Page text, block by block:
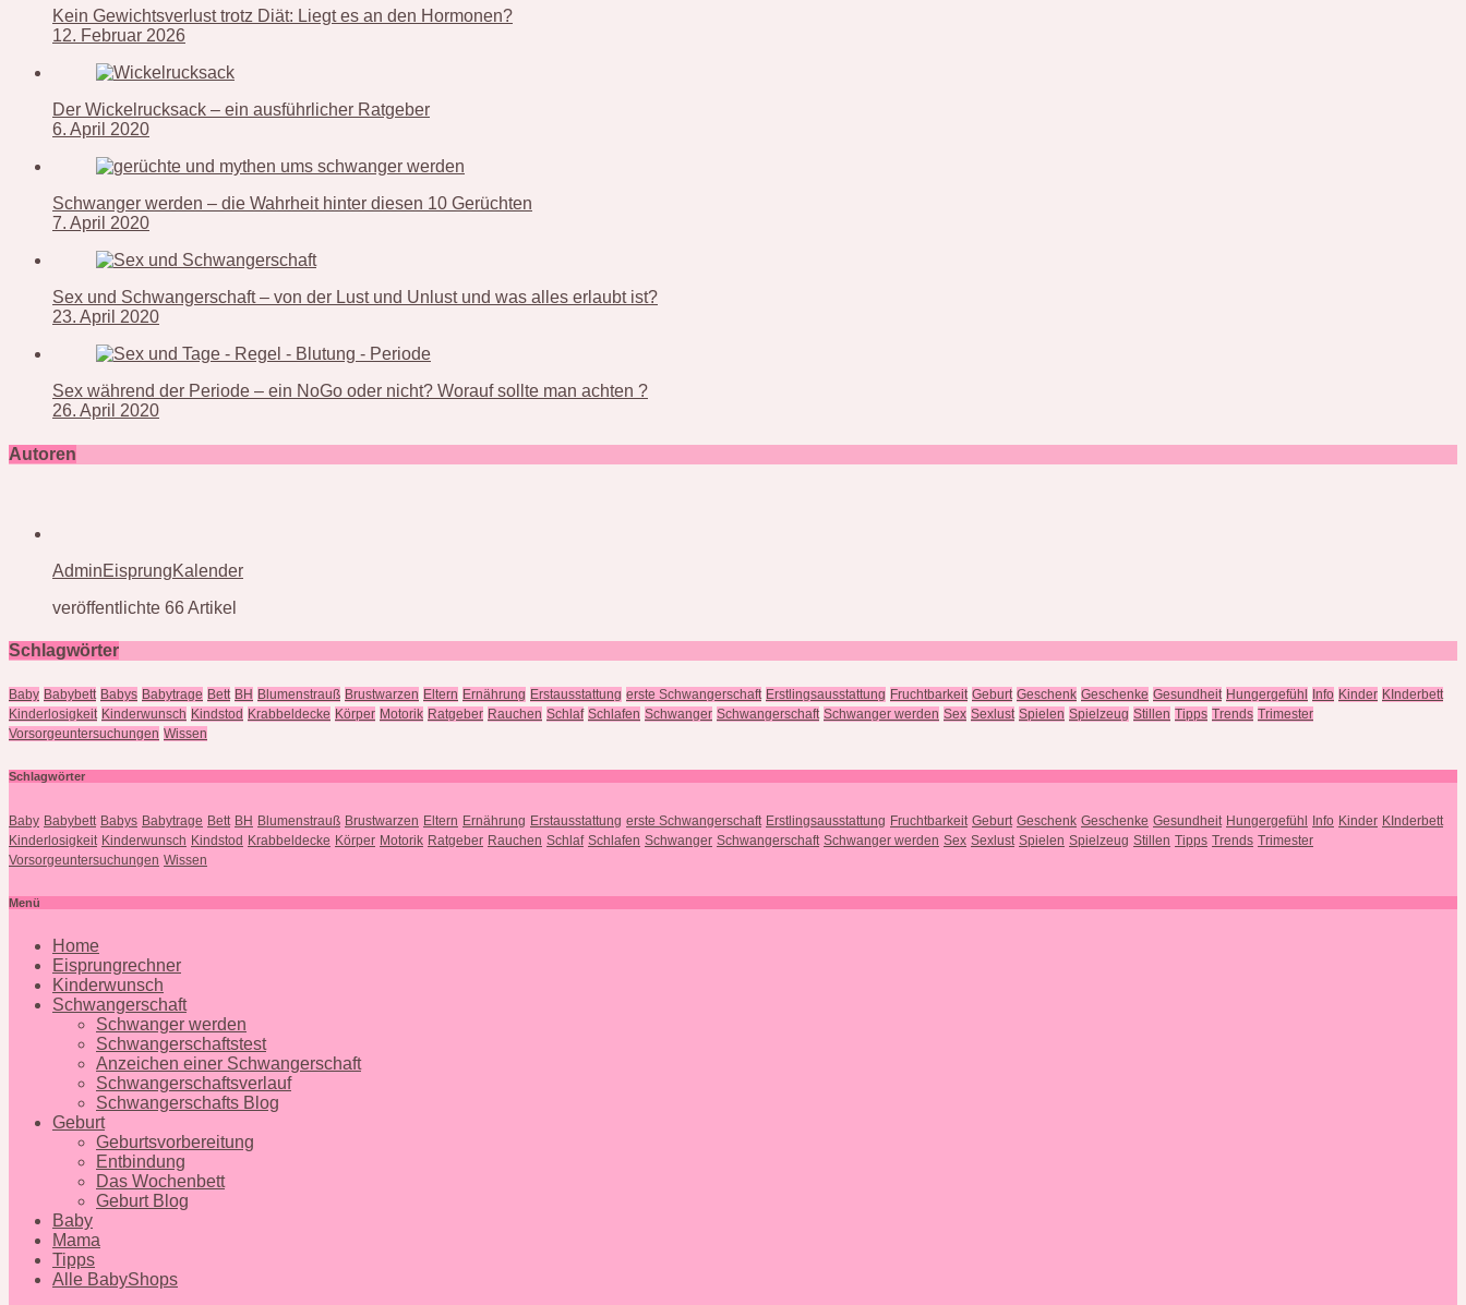
Kein Gewichtsverlust trotz Diät: Liegt es an den Hormonen?
12. Februar 2026
Der Wickelrucksack – ein ausführlicher Ratgeber
6. April 2020
Schwanger werden – die Wahrheit hinter diesen 10 Gerüchten
7. April 2020
Sex und Schwangerschaft – von der Lust und Unlust und was alles erlaubt ist?
23. April 2020
Sex während der Periode – ein NoGo oder nicht? Worauf sollte man achten ?
26. April 2020
Autoren
AdminEisprungKalender
veröffentlichte 66 Artikel
Schlagwörter
Baby Babybett Babys Babytrage Bett BH Blumenstrauß Brustwarzen Eltern Ernährung Erstausstattung erste Schwangerschaft Erstlingsausstattung Fruchtbarkeit Geburt Geschenk Geschenke Gesundheit Hungergefühl Info Kinder KInderbett
Kinderlosigkeit Kinderwunsch Kindstod Krabbeldecke Körper Motorik Ratgeber Rauchen Schlaf Schlafen Schwanger Schwangerschaft Schwanger werden Sex Sexlust Spielen Spielzeug Stillen Tipps Trends Trimester
Vorsorgeuntersuchungen Wissen
Schlagwörter
Baby Babybett Babys Babytrage Bett BH Blumenstrauß Brustwarzen Eltern Ernährung Erstausstattung erste Schwangerschaft Erstlingsausstattung Fruchtbarkeit Geburt Geschenk Geschenke Gesundheit Hungergefühl Info Kinder KInderbett
Kinderlosigkeit Kinderwunsch Kindstod Krabbeldecke Körper Motorik Ratgeber Rauchen Schlaf Schlafen Schwanger Schwangerschaft Schwanger werden Sex Sexlust Spielen Spielzeug Stillen Tipps Trends Trimester
Vorsorgeuntersuchungen Wissen
Menü
Home
Eisprungrechner
Kinderwunsch
Schwangerschaft
Schwanger werden
Schwangerschaftstest
Anzeichen einer Schwangerschaft
Schwangerschaftsverlauf
Schwangerschafts Blog
Geburt
Geburtsvorbereitung
Entbindung
Das Wochenbett
Geburt Blog
Baby
Mama
Tipps
Alle BabyShops